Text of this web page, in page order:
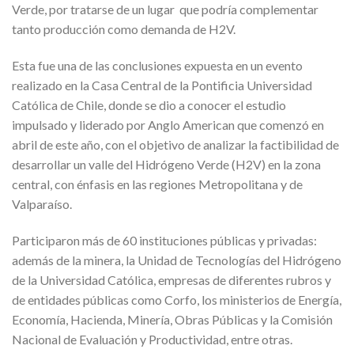
Verde, por tratarse de un lugar que podría complementar
tanto producción como demanda de H2V.
Esta fue una de las conclusiones expuesta en un evento
realizado en la Casa Central de la Pontificia Universidad
Católica de Chile, donde se dio a conocer el estudio
impulsado y liderado por Anglo American que comenzó en
abril de este año, con el objetivo de analizar la factibilidad de
desarrollar un valle del Hidrógeno Verde (H2V) en la zona
central, con énfasis en las regiones Metropolitana y de
Valparaíso.
Participaron más de 60 instituciones públicas y privadas:
además de la minera, la Unidad de Tecnologías del Hidrógeno
de la Universidad Católica, empresas de diferentes rubros y
de entidades públicas como Corfo, los ministerios de Energía,
Economía, Hacienda, Minería, Obras Públicas y la Comisión
Nacional de Evaluación y Productividad, entre otras.